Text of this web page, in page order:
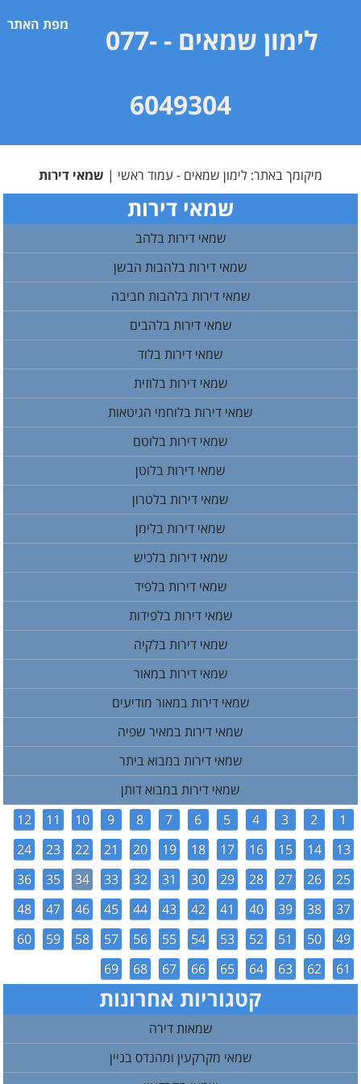
מפת האתר לימון שמאים
- 077-
6049304
מיקומך באתר: לימון שמאים - עמוד ראשי | שמאי דירות
שמאי דירות
שמאי דירות בלהב
שמאי דירות בלהבות הבשן
שמאי דירות בלהבות חביבה
שמאי דירות בלהבים
שמאי דירות בלוד
שמאי דירות בלוזית
שמאי דירות בלוחמי הגיטאות
שמאי דירות בלוטם
שמאי דירות בלוטן
שמאי דירות בלטרון
שמאי דירות בלימן
שמאי דירות בלכיש
שמאי דירות בלפיד
שמאי דירות בלפידות
שמאי דירות בלקיה
שמאי דירות במאור
שמאי דירות במאור מודיעים
שמאי דירות במאיר שפיה
שמאי דירות במבוא ביתר
שמאי דירות במבוא דותן
1
2
3
4
5
6
7
8
9
10
11
12
13
14
15
16
17
18
19
20
21
22
23
24
25
26
27
28
29
30
31
32
33
34
35
36
37
38
39
40
41
42
43
44
45
46
47
48
49
50
51
52
53
54
55
56
57
58
59
60
61
62
63
64
65
66
67
68
69
קטגוריות אחרונות
שמאות דירה
שמאי מקרקעין ומהנדס בניין